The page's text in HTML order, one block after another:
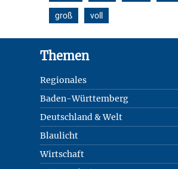
groß voll
Themen
Regionales
Baden-Württemberg
Deutschland & Welt
Blaulicht
Wirtschaft